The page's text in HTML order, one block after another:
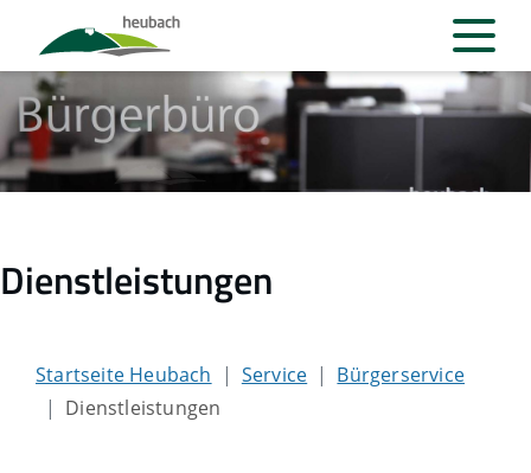
Dienstleistungen
Startseite Heubach Service
Bürgerservice
Dienstleistungen